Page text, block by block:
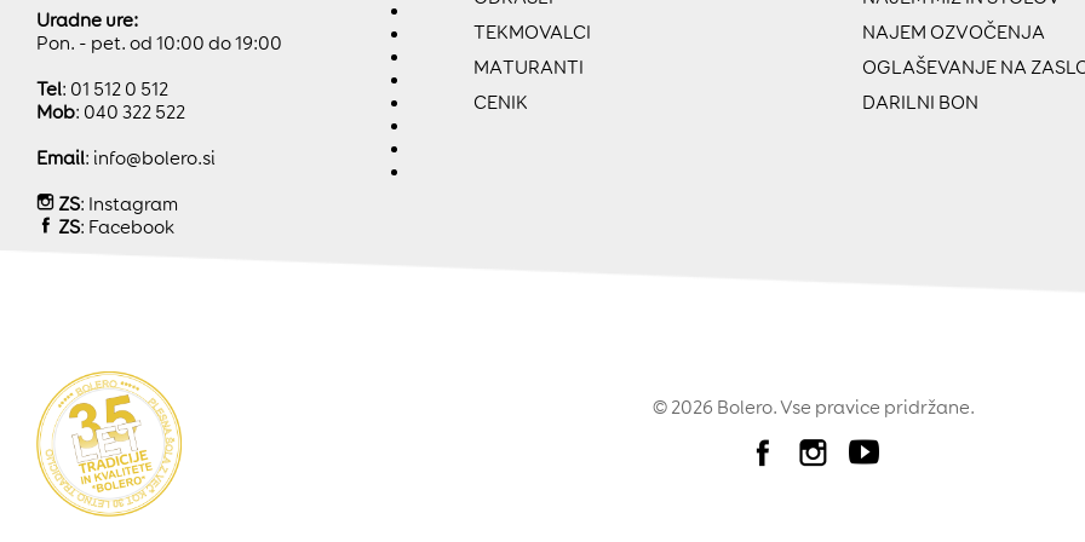
Uradne ure:
Pon. - pet. od 10:00 do 19:00
Tel: 01 512 0 512
Mob: 040 322 522
Email: info@bolero.si
ZS: Instagram
ZS: Facebook
TEKMOVALCI
MATURANTI
CENIK
NAJEM OZVOČENJA
OGLAŠEVANJE NA
DARILNI BON
© 2026 Bolero. Vse pravice pridržane.